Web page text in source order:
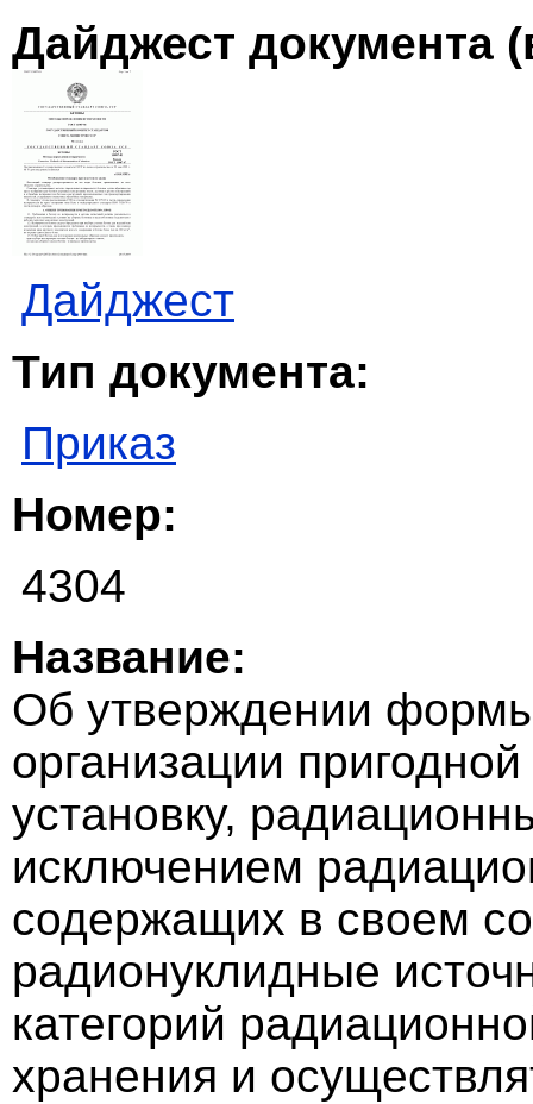
Дайджест документа
Дайджест
Тип документа:
Приказ
Номер:
4304
Название:
Об утверждении
организации
установку,
исключением
содержащих в своем
радионуклидные
категорий
хранения и